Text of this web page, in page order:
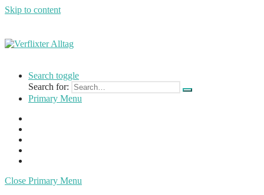
Skip to content
Alltag
einer
Mutter
Lehrerin
Search toggle
Search for:
Primary Menu
Close Primary Menu